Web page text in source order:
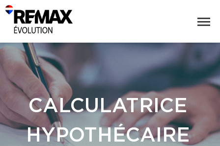
CALCULATRICE
HYPOTHÉCAIRE